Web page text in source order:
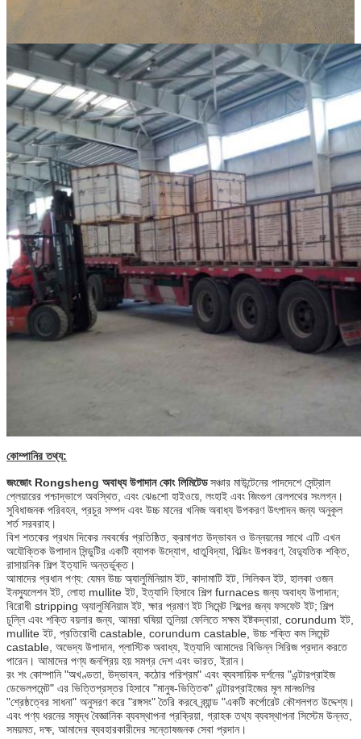
একটি বার্তা রেখে যান
কোম্পানির তথ্য:
জংজোং Rongsheng অবাধ্য উপাদান কোং লিমিটেডসঞ্চার মাউন্টেনের পাদদেশে সেন্ট্রাল
প্লেয়ারের পশ্চাদ্ভাগে অবস্থিত, এবং ঝেঙশো হাইওয়ে, লংহাই এবং জিংগুগ রেলপথের সংলগ্ন।
সুবিধাজনক পরিবহন, প্রচুর সম্পদ এবং উচ্চ মানের খনিজ অবাধ্য উপকরণ উৎপাদন জন্য অনুকূল
শর্ত সরবরাহ।
বিশ শতকের প্রথম দিকের নববর্ষের প্রতিষ্ঠিত, ক্রমাগত উদ্ভাবন ও উন্নয়নের সাথে এটি এখন
অযৌক্তিক উপাদান সিন্ডুটির একটি ব্যাপক উদ্যোগ, ধাতুবিদ্যা, বিল্ডিং উপকরণ, বৈদ্যুতিক শক্তি,
রাসায়নিক শিল্প ইত্যাদি অন্তর্ভুক্ত।
আমাদের প্রধান পণ্য: যেমন উচ্চ অ্যালুমিনিয়াম ইট, কাদামাটি ইট, সিলিকন ইট, হালকা ওজন
ইনস্যুলেশন ইট, লোহা mullite ইট, ইত্যাদি হিসাবে শিল্প furnaces জন্য অবাধ্য উপাদান;
বিরোধী stripping অ্যালুমিনিয়াম ইট, ক্ষার প্রমাণ ইট সিমেন্ট শিল্পের জন্য ফসফেট ইট; শিল্প
চুল্লি এবং শক্তি বয়লার জন্য, আমরা ঘষিয়া তুলিয়া ফেলিতে সক্ষম ইষ্টকদ্বারা, corundum ইট,
mullite ইট, প্রতিরোধী castable, corundum castable, উচ্চ শক্তি কম সিমেন্ট
castable, অভেদ্য উপাদান, প্লাস্টিক অবাধ্য, ইত্যাদি আমাদের বিভিন্ন সিরিজ প্রদান করতে
পারেন। আমাদের পণ্য জনপ্রিয় হয় সমগ্র দেশ এবং ভারত, ইরান।
রং শং কোম্পানি "অখণ্ডতা, উদ্ভাবন, কঠোর পরিশ্রম" এবং ব্যবসায়িক দর্শনের "এন্টারপ্রাইজ
ডেভেলপমেন্ট" এর ভিত্তিপ্রস্তর হিসাবে "মানুষ-ভিত্তিক" এন্টারপ্রাইজের মূল মানগুলির
"শ্রেষ্ঠত্বের সাধনা" অনুসরণ করে "রঙ্গসং" তৈরি করবে ব্র্যান্ড "একটি কর্পোরেট কৌশলগত উদ্দেশ্য।
এবং পণ্য ধরনের সমৃদ্ধ বৈজ্ঞানিক ব্যবস্থাপনা প্রক্রিয়া, গ্রাহক তথ্য ব্যবস্থাপনা সিস্টেম উন্নত,
সময়মত, দক্ষ, আমাদের ব্যবহারকারীদের সন্তোষজনক সেবা প্রদান।